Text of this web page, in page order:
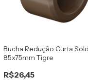
Bucha Redução Curta
85x75mm Tigre
R$26,45